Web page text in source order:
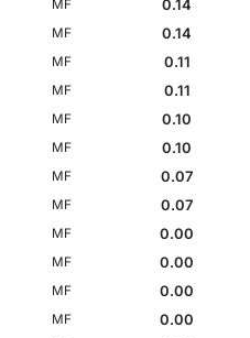
MF
0.14
MF
0.14
MF
0.11
MF
0.11
MF
0.10
MF
0.10
MF
0.07
MF
0.07
MF
0.00
MF
0.00
MF
0.00
MF
0.00